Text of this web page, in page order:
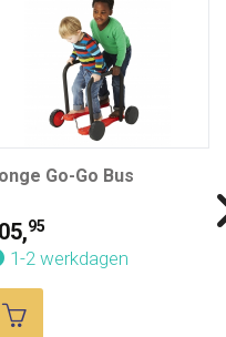
Go-Go Bus
95
1-2 werkdagen